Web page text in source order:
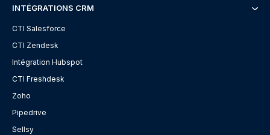
INTÉGRATIONS CRM
CTI Salesforce
CTI Zendesk
Intégration Hubspot
CTI Freshdesk
Zoho
Pipedrive
Sellsy